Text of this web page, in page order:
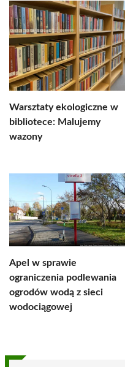
Warsztaty ekologiczne w
bibliotece: Malujemy
wazony
Apel w sprawie
ograniczenia podlewania
ogrodów wodą z sieci
wodociągowej